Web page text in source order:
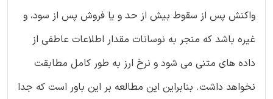
واکنش پس از سقوط بیش از حد و یا فروش پس از سود، و
غیره باشد که منجر به نوسانات مقدار اطلاعات عاطفی از
داده های متنی می شود و نرخ ارز به طور کامل مطابقت
نخواهد داشت. بنابراین این مطالعه بر این باور است که جدا